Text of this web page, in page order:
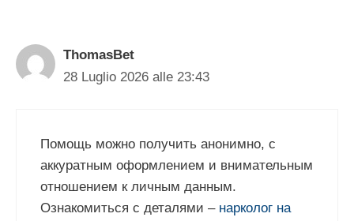
ThomasBet
28 Luglio 2026 alle 23:43
Помощь можно получить анонимно, с
аккуратным оформлением и внимательным
отношением к личным данным.
Ознакомиться с деталями – нарколог на